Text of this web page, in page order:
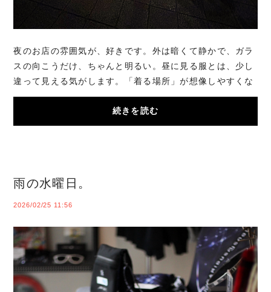
夜のお店の雰囲気が、好きです。外は暗くて静かで、ガラ
スの向こうだけ、ちゃんと明るい。昼に見る服とは、少し
違って見える気がします。「着る場所」が想像しやすくな
るというか。帰り道のついでに、ふっと立ち...
続きを読む
雨の水曜日。
2026/02/25 11:56